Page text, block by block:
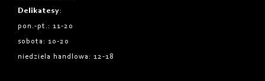
Delikatesy:
pon.-pt.: 11-20
sobota: 10-20
niedziela handlowa: 12-18